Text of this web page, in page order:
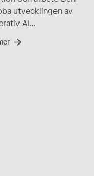
utvecklingen av
AI...